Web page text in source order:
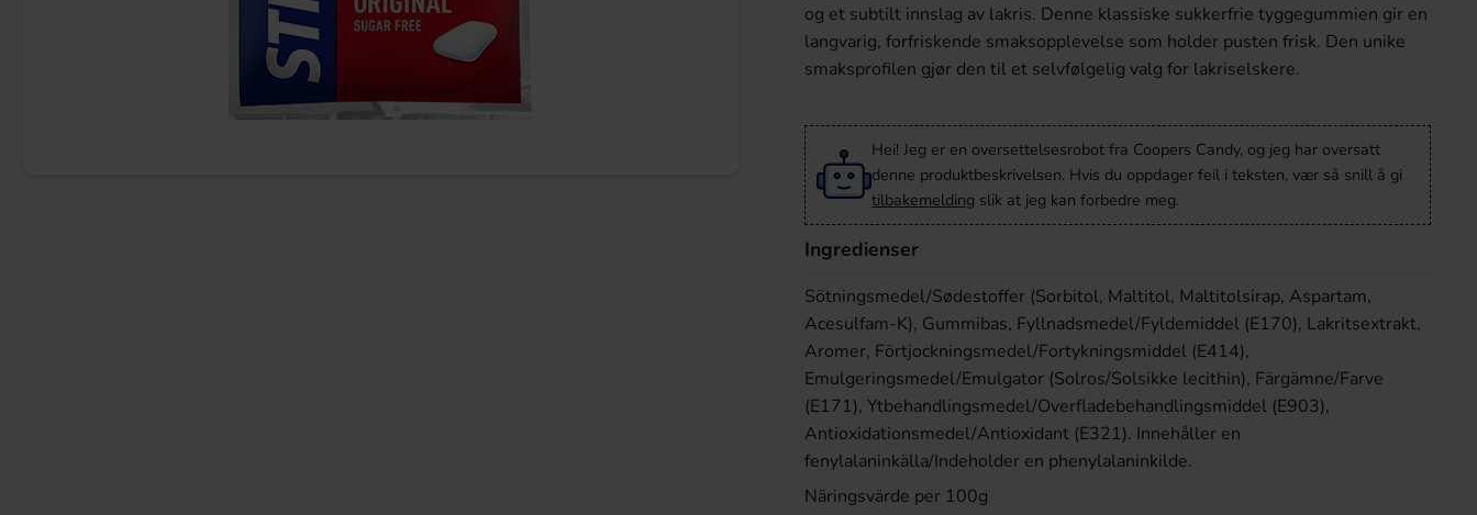
Köp Köp Köp
og et subtilt innslag av lakris. Denne klassiske sukkerfrie tyggegummien gir en
langvarig, forfriskende smaksopplevelse som holder pusten frisk. Den unike
smaksprofilen gjør den til et selvfølgelig valg for lakriselskere.
Hei! Jeg er en oversettelsesrobot fra Coopers Candy, og jeg har oversatt
denne produktbeskrivelsen. Hvis du oppdager feil i teksten, vær så snill å gi
tilbakemelding slik at jeg kan forbedre meg.
Ingredienser
Sötningsmedel/Sødestoffer (Sorbitol, Maltitol, Maltitolsirap, Aspartam,
Acesulfam-K), Gummibas, Fyllnadsmedel/Fyldemiddel (E170), Lakritsextrakt,
Aromer, Förtjockningsmedel/Fortykningsmiddel (E414),
Emulgeringsmedel/Emulgator (Solros/Solsikke lecithin), Färgämne/Farve
(E171), Ytbehandlingsmedel/Overfladebehandlingsmiddel (E903),
Antioxidationsmedel/Antioxidant (E321). Innehåller en
fenylalaninkälla/Indeholder en phenylalaninkilde.
Näringsvärde per 100g